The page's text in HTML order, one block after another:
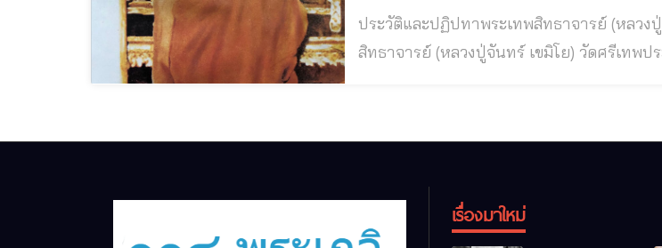
ประวัติและปฏิปทาพระเทพสิทธาจารย์ (หลวงปู่จันทร์ เขมิโย) วัดศรีเทพประดิษฐาราม
สิทธาจารย์ (หลวงปู่จันทร์ เขมิโย) วัดศรีเทพประดิษฐาราม อ.เมื
เรื่องมาใหม่